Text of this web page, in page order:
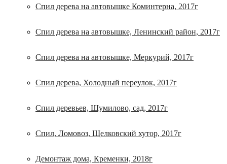
Спил дерева на автовышке Коминтерна, 2017г
Спил дерева на автовышке, Ленинский район, 2017г
Спил дерева на автовышке, Меркурий, 2017г
Спил дерева, Холодный переулок, 2017г
Спил деревьев, Шумилово, сад, 2017г
Спил, Ломовоз, Щелковский хутор, 2017г
Демонтаж дома, Кременки, 2018г